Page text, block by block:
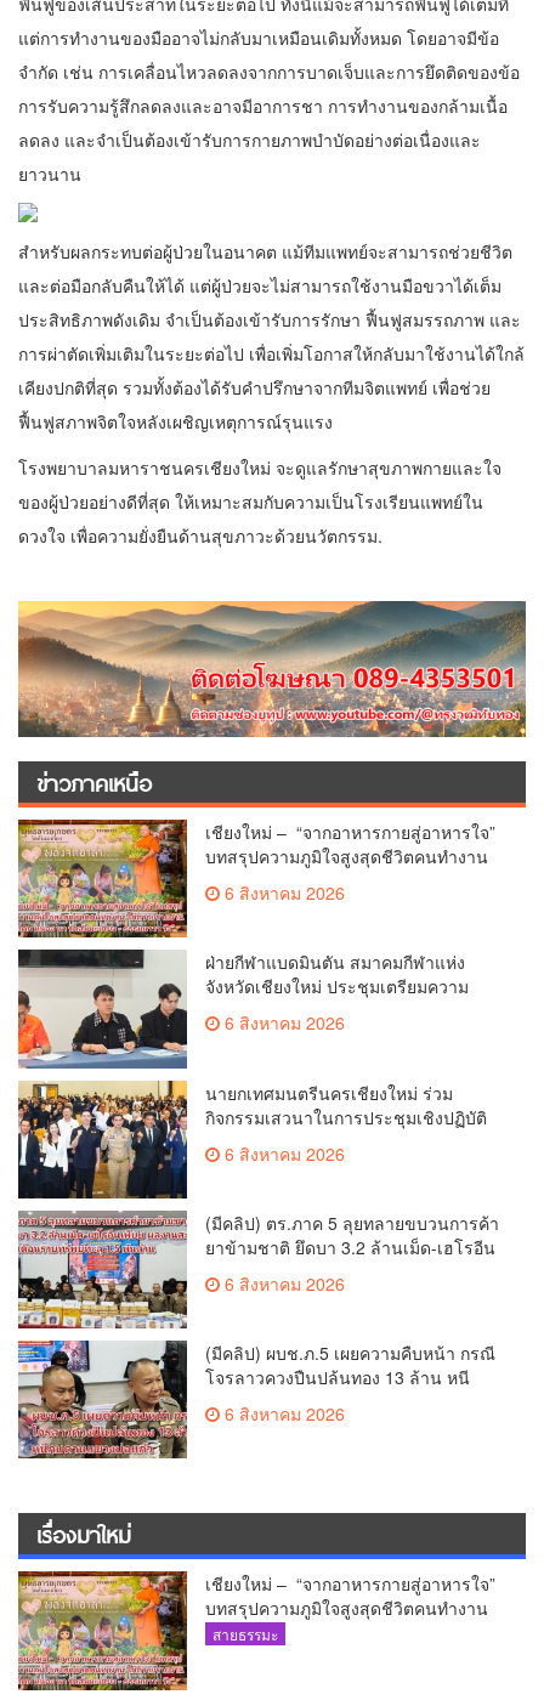
แต่การทำงานของมืออาจไม่กลับมาเหมือนเดิมทั้งหมด โดยอาจมีข้อ
จำกัด เช่น การเคลื่อนไหวลดลงจากการบาดเจ็บและการยึดติดของข้อ
การรับความรู้สึกลดลงและอาจมีอาการชา การทำงานของกล้ามเนื้อ
ลดลง และจำเป็นต้องเข้ารับการกายภาพบำบัดอย่างต่อเนื่องและ
ยาวนาน
สำหรับผลกระทบต่อผู้ป่วยในอนาคต แม้ทีมแพทย์จะสามารถช่วยชีวิต
และต่อมือกลับคืนให้ได้ แต่ผู้ป่วยจะไม่สามารถใช้งานมือขวาได้เต็ม
ประสิทธิภาพดังเดิม จำเป็นต้องเข้ารับการรักษา ฟื้นฟูสมรรถภาพ และ
การผ่าตัดเพิ่มเติมในระยะต่อไป เพื่อเพิ่มโอกาสให้กลับมาใช้งานได้ใกล้
เคียงปกติที่สุด รวมทั้งต้องได้รับคำปรึกษาจากทีมจิตแพทย์ เพื่อช่วย
ฟื้นฟูสภาพจิตใจหลังเผชิญเหตุการณ์รุนแรง
โรงพยาบาลมหาราชนครเชียงใหม่ จะดูแลรักษาสุขภาพกายและใจ
ของผู้ป่วยอย่างดีที่สุด ให้เหมาะสมกับความเป็นโรงเรียนแพทย์ใน
ดวงใจ เพื่อความยั่งยืนด้านสุขภาวะด้วยนวัตกรรม.
ข่าวภาคเหนือ
เชียงใหม่ – “จากอาหารกายสู่อาหารใจ”
บทสรุปความภูมิใจสูงสุดชีวิตคนทำงาน
เกี๋ยง – ธรรมนาวา วัง”
6 สิงหาคม 2026
ฝ่ายกีฬาแบดมินตัน สมาคมกีฬาแห่ง
จังหวัดเชียงใหม่ ประชุมเตรียมความ
พร้อมคัดเลือกนักกีฬาเยาวชน ยุวชน และ
นักกีฬาเขตการศึกษา
6 สิงหาคม 2026
นายกเทศมนตรีนครเชียงใหม่ ร่วม
กิจกรรมเสวนาในการประชุมเชิงปฏิบัติ
พื้นที่ต้นแบบ “เชียงใหม่โปร่งใส ไร้สินบน”
6 สิงหาคม 2026
(มีคลิป) ตร.ภาค 5 ลุยทลายขบวนการค้า
ยาข้ามชาติ ยึดบา 3.2 ล้านเม็ด-เฮโรอีน
ทะลุ 1.5 พันล้าน
6 สิงหาคม 2026
(มีคลิป) ผบช.ภ.5 เผยความคืบหน้า กรณี
โจรลาวควงปืนปล้นทอง 13 ล้าน หนี
กบดานแขวงบ่อแก้ว
6 สิงหาคม 2026
เรื่องมาใหม่
เชียงใหม่ – “จากอาหารกายสู่อาหารใจ”
บทสรุปความภูมิใจสูงสุดชีวิตคนทำงาน
ได้ถวายรายงาน “โคก หนอง นา วัดสันมะ
สายธรรมะ